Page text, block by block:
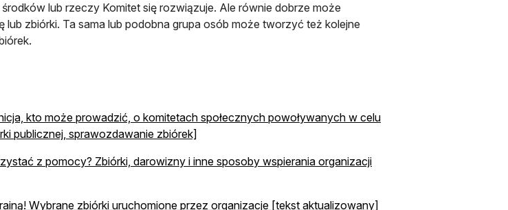
lub rzeczy Komitet się rozwiązuje. Ale równie dobrze może
lub zbiórki. Ta sama lub podobna grupa osób może tworzyć też kolejne
kto może prowadzić, o komitetach społecznych powoływanych w celu
publicznej, sprawozdawanie zbiórek]
z pomocy? Zbiórki, darowizny i inne sposoby wspierania organizacji
Wybrane zbiórki uruchomione przez organizacje [tekst aktualizowany]